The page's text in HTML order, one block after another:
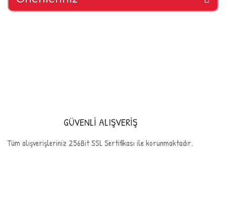
GÜVENLİ ALIŞVERİŞ
Tüm alışverişleriniz 256Bit SSL Sertifikası ile korunmaktadır.